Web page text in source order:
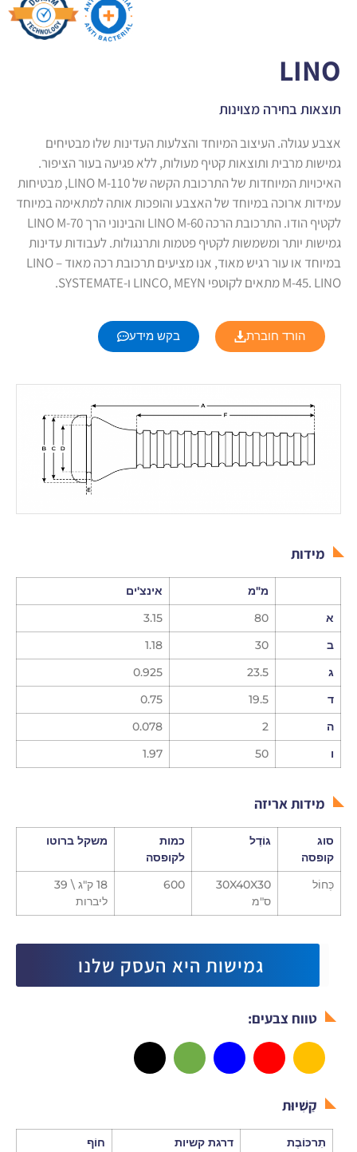
LINO
תוצאות בחירה מצוינות
אצבע עגולה. העיצוב המיוחד והצלעות העדינות שלו מבטיחים
גמישות מרבית ותוצאות קטיף מעולות, ללא פגיעה בעור הציפור.
האיכויות המיוחדות של התרכובת הקשה של LINO M-110, מבטיחות
עמידות ארוכה במיוחד של האצבע והופכות אותה למתאימה במיוחד
לקטיף הודו. התרכובת הרכה LINO M-60 והבינוני הרך LINO M-70
גמישות יותר ומשמשות לקטיף פטמות ותרנגולות. לעבודות עדינות
במיוחד או עור רגיש מאוד, אנו מציעים תרכובת רכה מאוד – LINO
M-45. LINO מתאים לקוטפי LINCO, MEYN ו-SYSTEMATE.
הורד חוברת בקש מידע
מידות
מ"מ
אינצ'ים
א
80
3.15
ב
30
1.18
ג
23.5
0.925
ד
19.5
0.75
ה
2
0.078
ו
50
1.97
מידות אריזה
סוג
קופסה
גוֹדֶל
כמות
לקופסה
משקל ברוטו
כְּחוֹל
30X40X30
ס"מ
600
18 ק"ג \ 39
ליברות
גמישות היא העסק שלנו
טווח צבעים:
קַשִׁיוּת
תִרכּוֹבֶת דרגת קשיות
חוֹף